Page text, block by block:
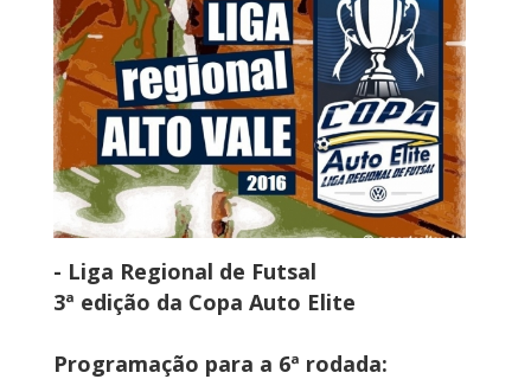
- Liga Regional de Futsal
3ª edição da Copa Auto Elite
Programação para a 6ª rodada: